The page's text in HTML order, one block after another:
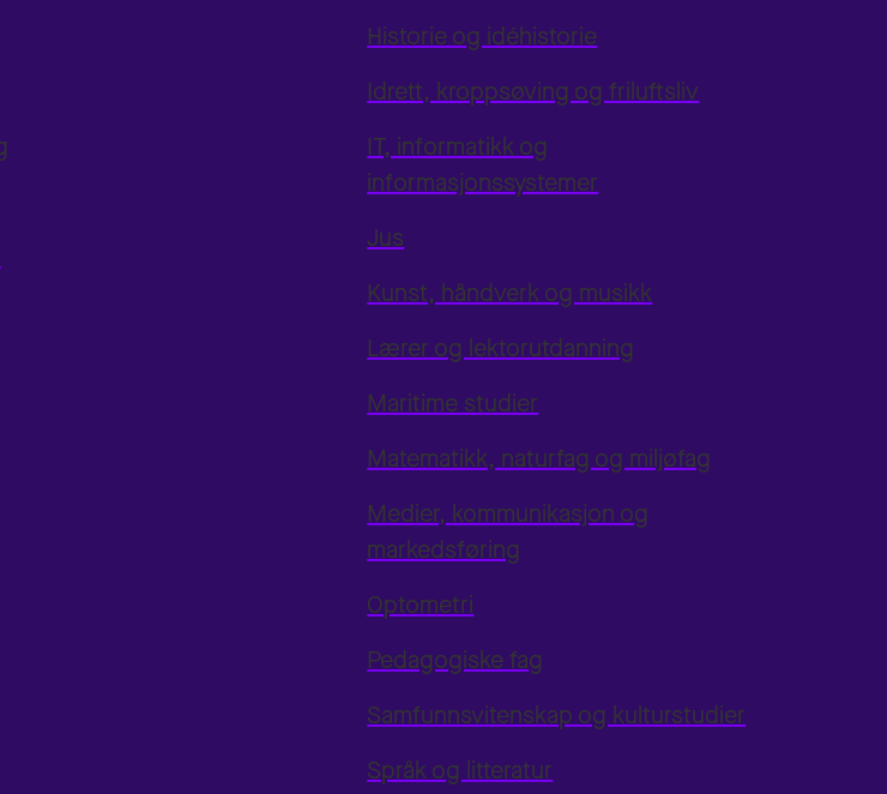
Historie og idéhistorie
Idrett, kroppsøving og friluftsliv
IT, informatikk og
informasjonssystemer
Jus
Kunst, håndverk og musikk
Lærer og lektorutdanning
Maritime studier
Matematikk, naturfag og miljøfag
Medier, kommunikasjon og
markedsføring
Optometri
Pedagogiske fag
Samfunnsvitenskap og kulturstudier
Språk og litteratur